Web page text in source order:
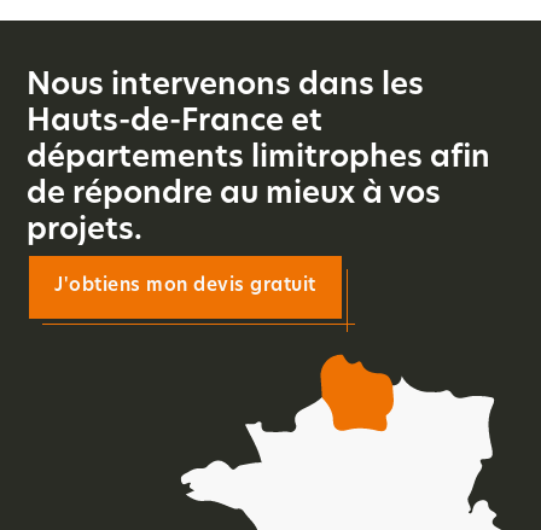
Nous intervenons dans les
Hauts-de-France et
départements limitrophes afin
de répondre au mieux à vos
projets.
J'obtiens mon devis gratuit